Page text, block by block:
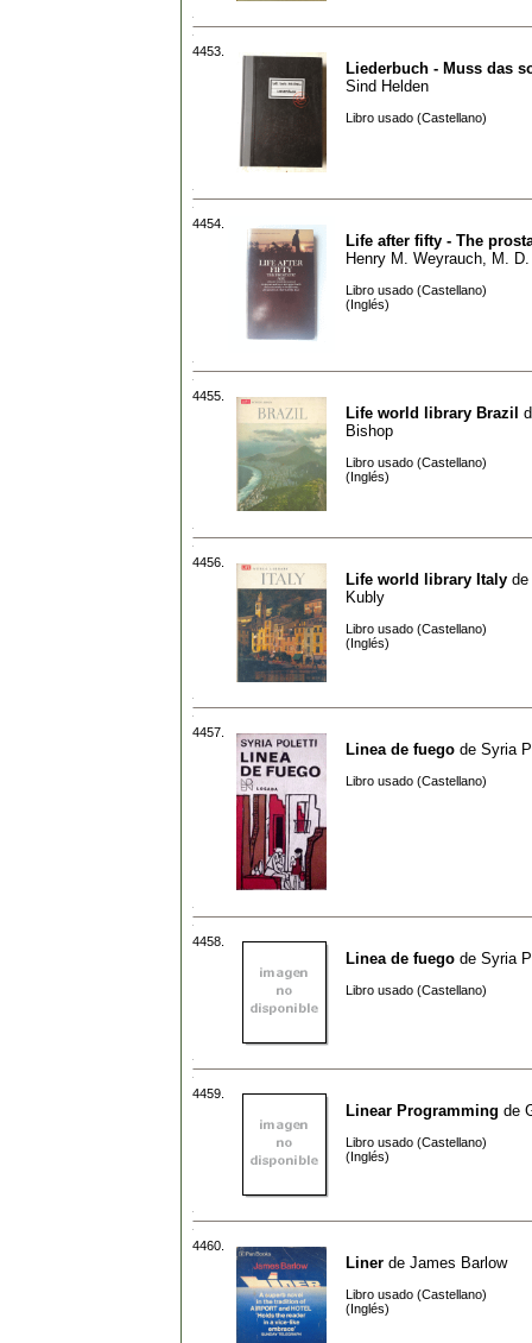
4453.
Liederbuch - Muss das
Sind Helden
Libro usado (Castellano)
4454.
Life after fifty - The
Henry M. Weyrauch, M. D.
Libro usado (Castellano)
(Inglés)
4455.
Life world library Brazil
Bishop
Libro usado (Castellano)
(Inglés)
4456.
Life world library Italy de
Kubly
Libro usado (Castellano)
(Inglés)
4457.
Linea de fuego de Syria
Libro usado (Castellano)
4458.
Linea de fuego de Syria
Libro usado (Castellano)
4459.
Linear Programming de
Libro usado (Castellano)
(Inglés)
4460.
Liner de James Barlow
Libro usado (Castellano)
(Inglés)